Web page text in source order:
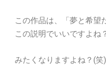
この作品は、「夢と希望
この説明でいいですよね
みたくなりますよね？(笑)